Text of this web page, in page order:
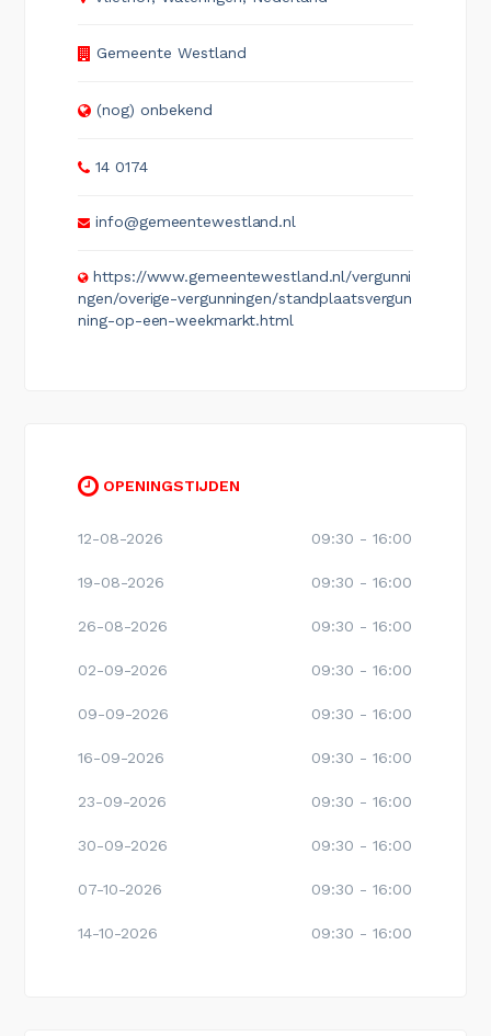
Gemeente Westland
(nog) onbekend
14 0174
info@gemeentewestland.nl
https://www.gemeentewestland.nl/vergunni
ngen/overige-vergunningen/standplaatsvergun
ning-op-een-weekmarkt.html
OPENINGSTIJDEN
12-08-2026 09:30 - 16:00
19-08-2026 09:30 - 16:00
26-08-2026 09:30 - 16:00
02-09-2026 09:30 - 16:00
09-09-2026 09:30 - 16:00
16-09-2026 09:30 - 16:00
23-09-2026 09:30 - 16:00
30-09-2026 09:30 - 16:00
07-10-2026 09:30 - 16:00
14-10-2026 09:30 - 16:00